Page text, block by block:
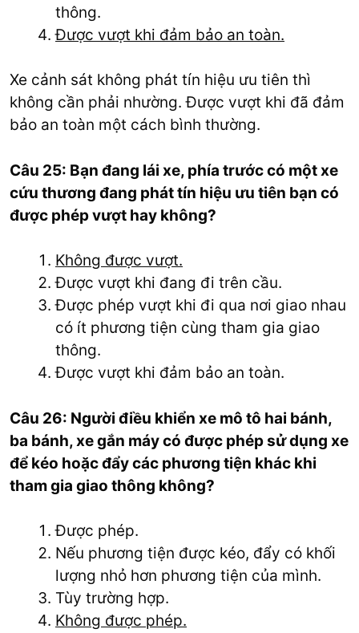
thông.
Được vượt khi đảm bảo an toàn.
Xe cảnh sát không phát tín hiệu ưu tiên thì
không cần phải nhường. Được vượt khi đã đảm
bảo an toàn một cách bình thường.
Câu 25: Bạn đang lái xe, phía trước có một xe
cứu thương đang phát tín hiệu ưu tiên bạn có
được phép vượt hay không?
Không được vượt.
Được vượt khi đang đi trên cầu.
Được phép vượt khi đi qua nơi giao nhau
có ít phương tiện cùng tham gia giao
thông.
Được vượt khi đảm bảo an toàn.
Câu 26: Người điều khiển xe mô tô hai bánh,
ba bánh, xe gắn máy có được phép sử dụng xe
để kéo hoặc đẩy các phương tiện khác khi
tham gia giao thông không?
Được phép.
Nếu phương tiện được kéo, đẩy có khối
lượng nhỏ hơn phương tiện của mình.
Tùy trường hợp.
Không được phép.